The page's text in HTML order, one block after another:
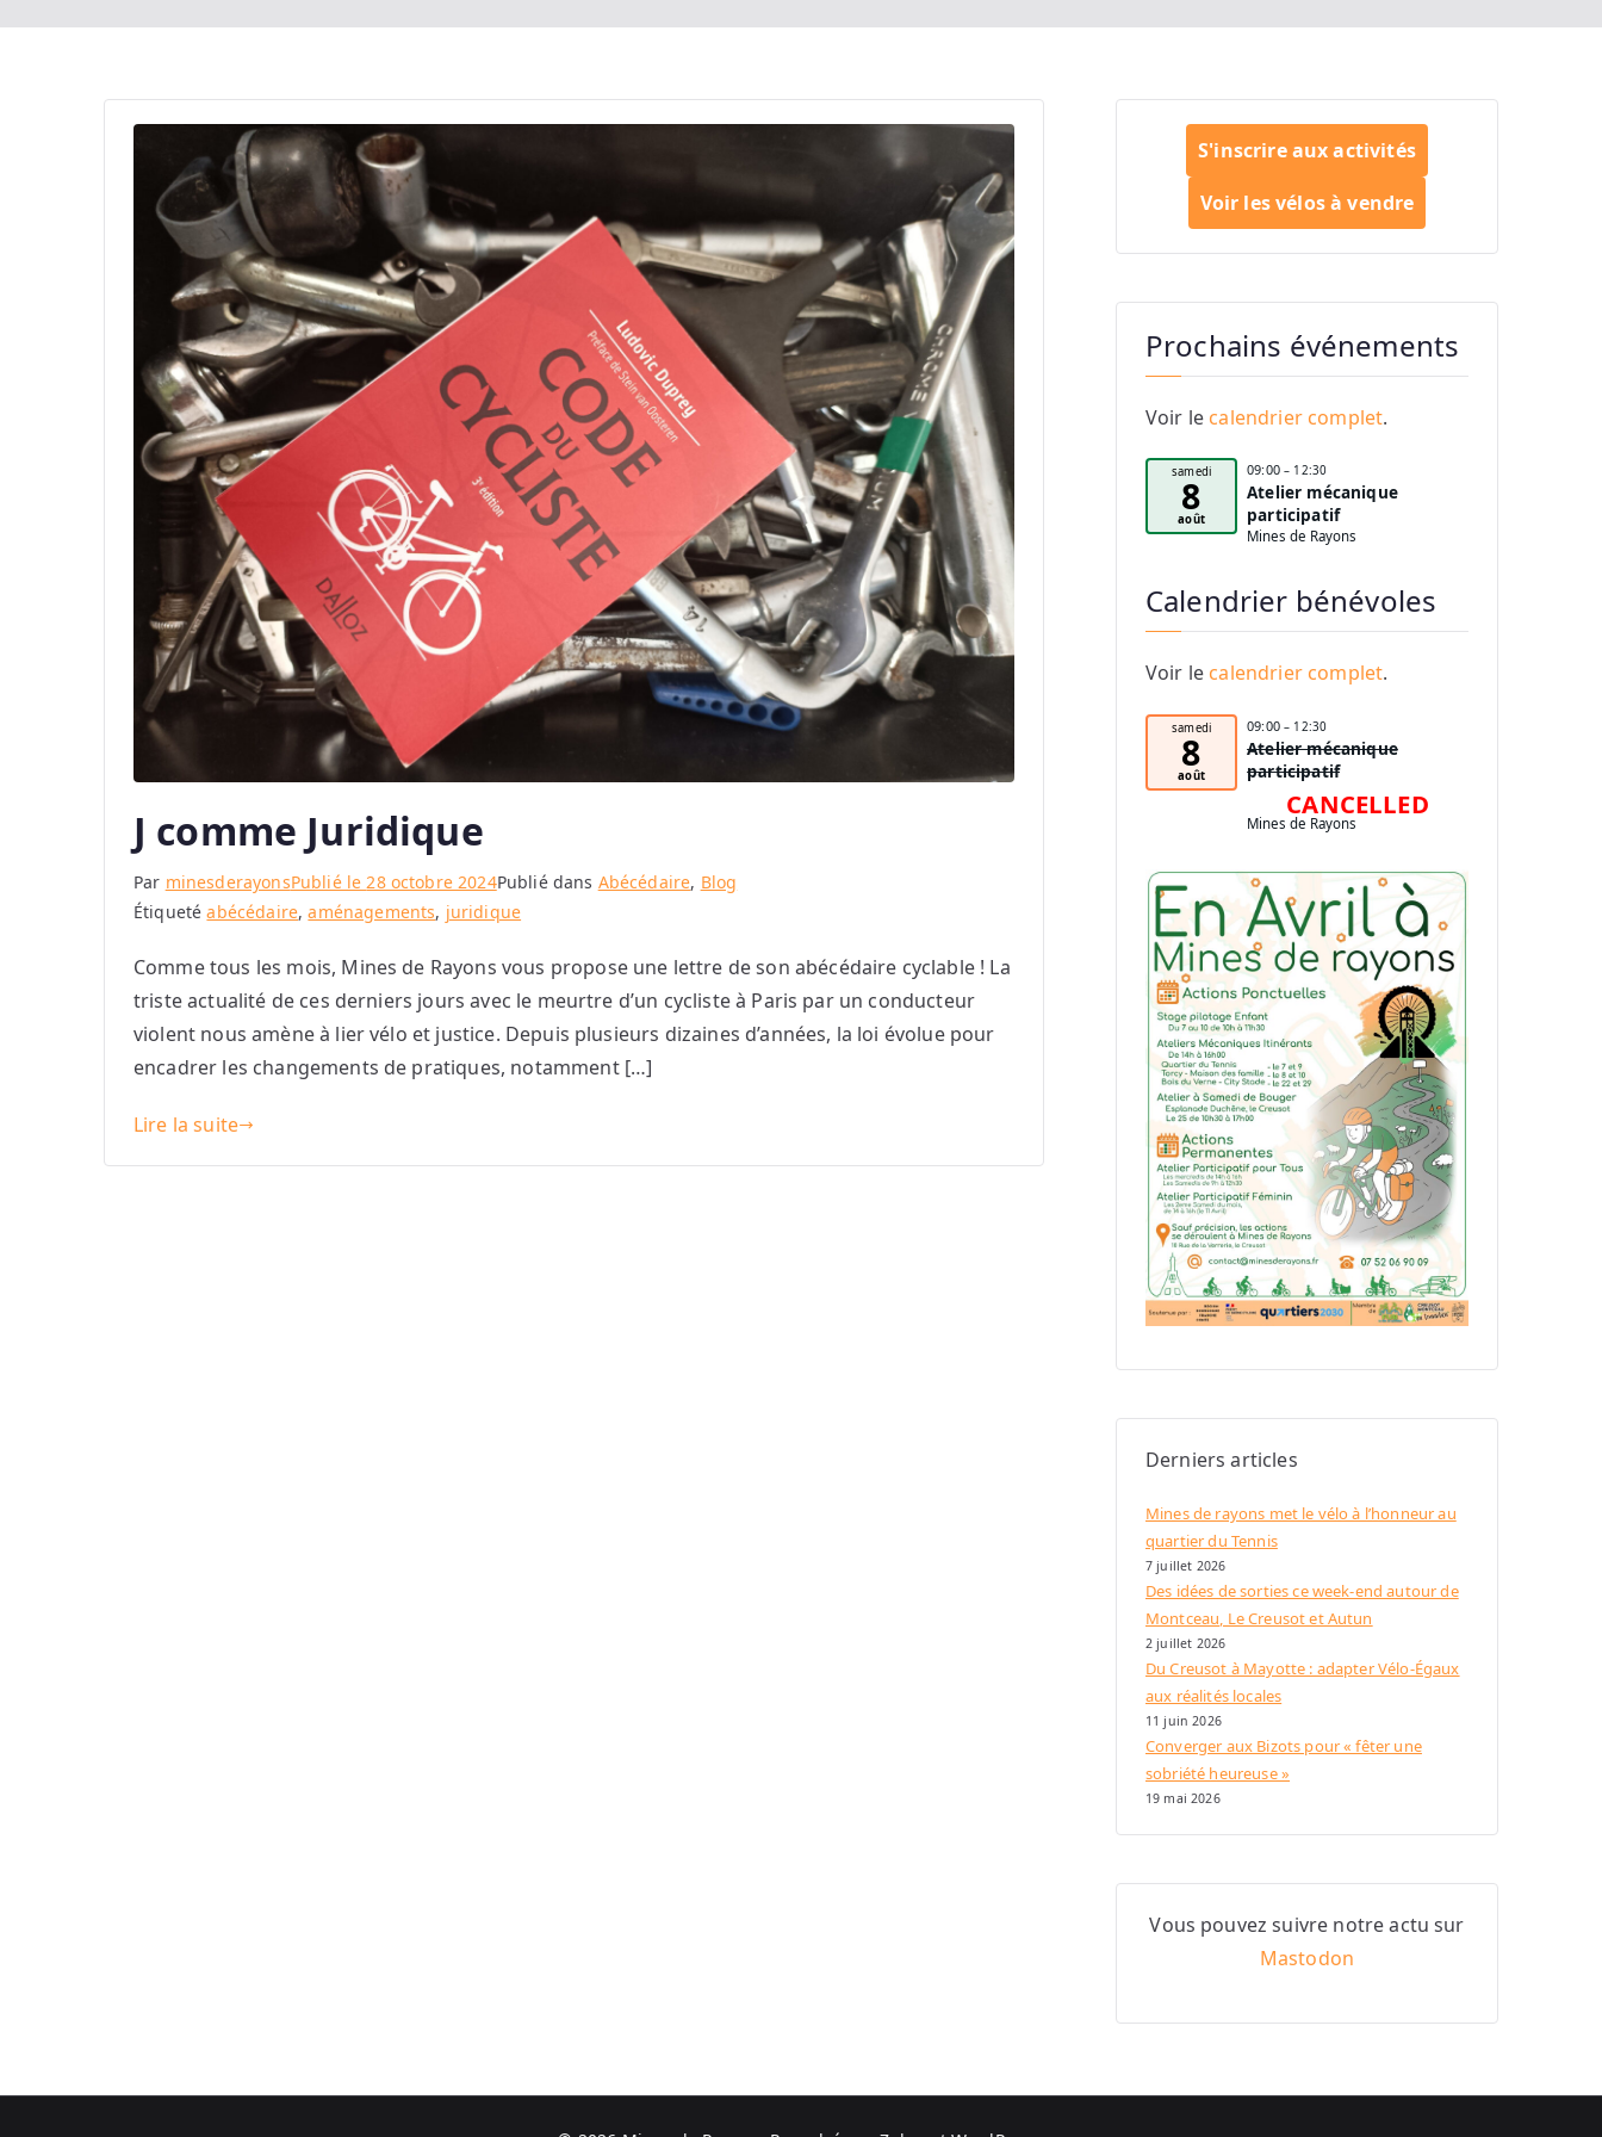
J comme Juridique
Par minesderayonsPublié le28 octobre 2024Publié dans Abécédaire, Blog
Étiquetéabécédaire,aménagements, juridique
Comme tous les mois, Mines de Rayons vous propose une lettre de son abécédaire cyclable ! La
triste actualité de ces derniers jours avec le meurtre d’un cycliste à Paris par un conducteur
violent nous amène à lier vélo et justice. Depuis plusieurs dizaines d’années, la loi évolue pour
encadrer les changements de pratiques, notamment […]
Lire la suite
S'inscrire aux activités
Voir les vélos à vendre
Prochains événements
Voir le calendrier complet.
samedi
8
août
09:00 – 12:30
Atelier mécanique
participatif
Mines de Rayons
Calendrier bénévoles
Voir le calendrier complet.
samedi
8
août
09:00 – 12:30
Atelier mécanique
participatif
CANCELLED
Mines de Rayons
Derniers articles
Mines de rayons met le vélo à l’honneur au
quartier du Tennis
7 juillet 2026
Des idées de sorties ce week-end autour de
Montceau, Le Creusot et Autun
2 juillet 2026
Du Creusot à Mayotte : adapter Vélo-Égaux
aux réalités locales
11 juin 2026
Converger aux Bizots pour « fêter une
sobriété heureuse »
19 mai 2026
Vous pouvez suivre notre actu sur
Mastodon